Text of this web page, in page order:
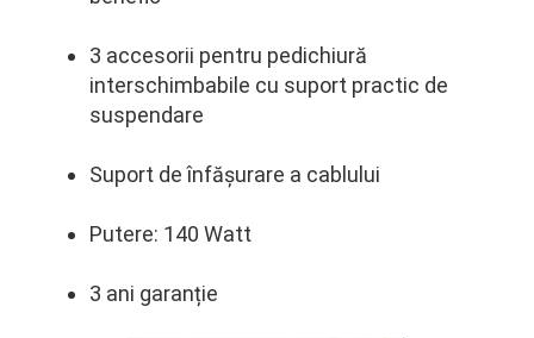
3 accesorii pentru pedichiură
interschimbabile cu suport practic de
suspendare
Suport de înfășurare a cablului
Putere: 140 Watt
3 ani garanție